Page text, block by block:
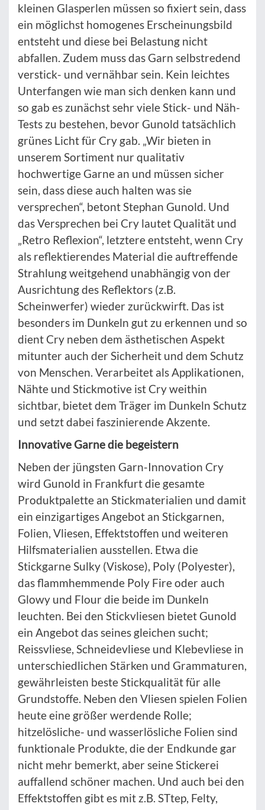
kleinen Glasperlen müssen so fixiert sein, dass
ein möglichst homogenes Erscheinungsbild
entsteht und diese bei Belastung nicht
abfallen. Zudem muss das Garn selbstredend
verstick- und vernähbar sein. Kein leichtes
Unterfangen wie man sich denken kann und
so gab es zunächst sehr viele Stick- und Näh-
Tests zu bestehen, bevor Gunold tatsächlich
grünes Licht für Cry gab. „Wir bieten in
unserem Sortiment nur qualitativ
hochwertige Garne an und müssen sicher
sein, dass diese auch halten was sie
versprechen“, betont Stephan Gunold. Und
das Versprechen bei Cry lautet Qualität und
„Retro Reflexion“, letztere entsteht, wenn Cry
als reflektierendes Material die auftreffende
Strahlung weitgehend unabhängig von der
Ausrichtung des Reflektors (z.B.
Scheinwerfer) wieder zurückwirft. Das ist
besonders im Dunkeln gut zu erkennen und so
dient Cry neben dem ästhetischen Aspekt
mitunter auch der Sicherheit und dem Schutz
von Menschen. Verarbeitet als Applikationen,
Nähte und Stickmotive ist Cry weithin
sichtbar, bietet dem Träger im Dunkeln Schutz
und setzt dabei faszinierende Akzente.
Innovative Garne die begeistern
Neben der jüngsten Garn-Innovation Cry
wird Gunold in Frankfurt die gesamte
Produktpalette an Stickmaterialien und damit
ein einzigartiges Angebot an Stickgarnen,
Folien, Vliesen, Effektstoffen und weiteren
Hilfsmaterialien ausstellen. Etwa die
Stickgarne Sulky (Viskose), Poly (Polyester),
das flammhemmende Poly Fire oder auch
Glowy und Flour die beide im Dunkeln
leuchten. Bei den Stickvliesen bietet Gunold
ein Angebot das seines gleichen sucht;
Reissvliese, Schneidevliese und Klebevliese in
unterschiedlichen Stärken und Grammaturen,
gewährleisten beste Stickqualität für alle
Grundstoffe. Neben den Vliesen spielen Folien
heute eine größer werdende Rolle;
hitzelösliche- und wasserlösliche Folien sind
funktionale Produkte, die der Endkunde gar
nicht mehr bemerkt, aber seine Stickerei
auffallend schöner machen. Und auch bei den
Effektstoffen gibt es mit z.B. STtep, Felty,